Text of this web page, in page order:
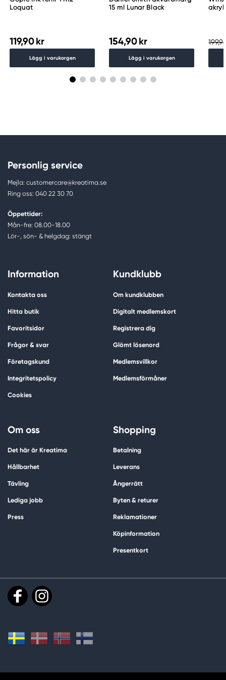
Loquat
119,90 kr
Lägg i varukorgen
15 ml Lunar Black
154,90 kr
Lägg i varukorgen
Personlig service
Mejla: customercare@kreatima.se
Ring oss: 040 22 30 70
Öppettider:
Mån-fre: 08.00-18.00
Lör-, sön- & helgdag: stängt
Information
Kontakta oss
Hitta butik
Favoritsidor
Frågor & svar
Företagskund
Integritetspolicy
Cookies
Kundklubb
Om kundklubben
Digitalt medlemskort
Registrera dig
Glömt lösenord
Medlemsvillkor
Medlemsförmåner
Om oss
Det här är Kreatima
Hållbarhet
Tävling
Lediga jobb
Press
Shopping
Betalning
Leverans
Ångerrätt
Byten & returer
Reklamationer
Köpinformation
Presentkort